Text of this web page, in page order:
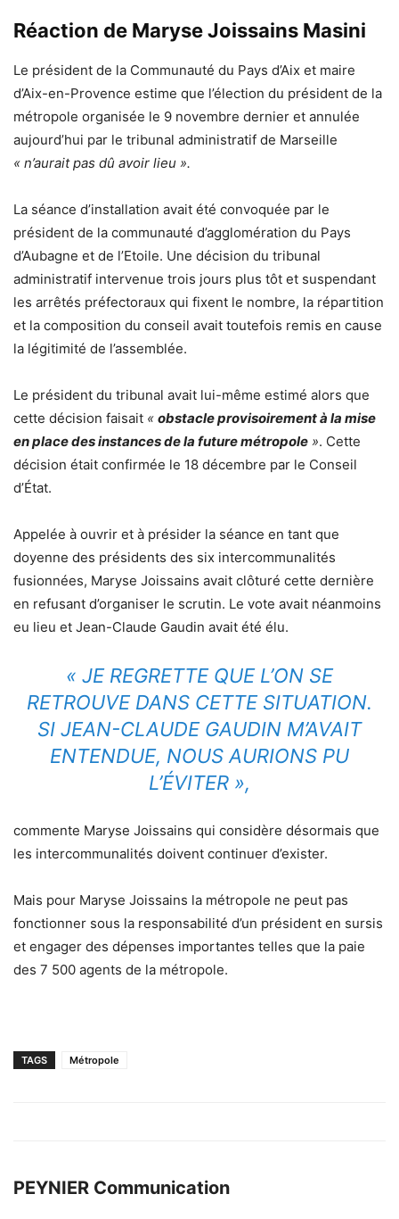
Réaction de Maryse Joissains Masini
Le président de la Communauté du Pays d’Aix et maire
d’Aix-en-Provence estime que l’élection du président de la
métropole organisée le 9 novembre dernier et annulée
aujourd’hui par le tribunal administratif de Marseille
« n’aurait pas dû avoir lieu ».
La séance d’installation avait été convoquée par le
président de la communauté d’agglomération du Pays
d’Aubagne et de l’Etoile. Une décision du tribunal
administratif intervenue trois jours plus tôt et suspendant
les arrêtés préfectoraux qui fixent le nombre, la répartition
et la composition du conseil avait toutefois remis en cause
la légitimité de l’assemblée.
Le président du tribunal avait lui-même estimé alors que
cette décision faisait « obstacle provisoirement à la mise
en place des instances de la future métropole ». Cette
décision était confirmée le 18 décembre par le Conseil
d’État.
Appelée à ouvrir et à présider la séance en tant que
doyenne des présidents des six intercommunalités
fusionnées, Maryse Joissains avait clôturé cette dernière
en refusant d’organiser le scrutin. Le vote avait néanmoins
eu lieu et Jean-Claude Gaudin avait été élu.
« JE REGRETTE QUE L’ON SE
RETROUVE DANS CETTE SITUATION.
SI JEAN-CLAUDE GAUDIN M’AVAIT
ENTENDUE, NOUS AURIONS PU
L’ÉVITER »,
commente Maryse Joissains qui considère désormais que
les intercommunalités doivent continuer d’exister.
Mais pour Maryse Joissains la métropole ne peut pas
fonctionner sous la responsabilité d’un président en sursis
et engager des dépenses importantes telles que la paie
des 7 500 agents de la métropole.
TAGS Métropole
PEYNIER Communication